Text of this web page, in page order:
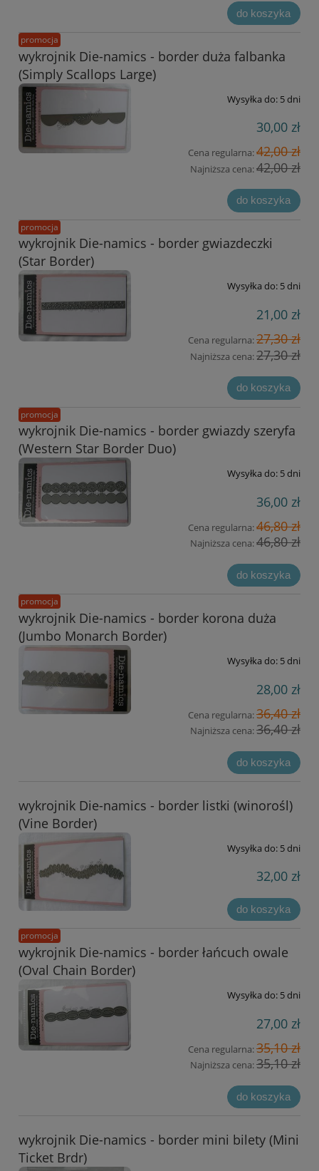
do koszyka
wykrojnik Die-namics - border duża falbanka
(Simply Scallops Large)
Wysyłka do: 5 dni
30,00 zł
Cena regularna:42,00 zł
Najniższa cena:42,00 zł
do koszyka
promocja
wykrojnik Die-namics - border gwiazdeczki
(Star Border)
Wysyłka do: 5 dni
21,00 zł
Cena regularna:27,30 zł
Najniższa cena:27,30 zł
do koszyka
promocja
wykrojnik Die-namics - border gwiazdy szeryfa
(Western Star Border Duo)
Wysyłka do: 5 dni
36,00 zł
Cena regularna:46,80 zł
Najniższa cena:46,80 zł
do koszyka
promocja
wykrojnik Die-namics - border korona duża
(Jumbo Monarch Border)
Wysyłka do: 5 dni
28,00 zł
Cena regularna:36,40 zł
Najniższa cena:36,40 zł
do koszyka
promocja
wykrojnik Die-namics - border listki (winorośl)
(Vine Border)
Wysyłka do: 5 dni
32,00 zł
do koszyka
wykrojnik Die-namics - border łańcuch owale
(Oval Chain Border)
Wysyłka do: 5 dni
27,00 zł
Cena regularna:35,10 zł
Najniższa cena:35,10 zł
do koszyka
promocja
wykrojnik Die-namics - border mini bilety (Mini
Ticket Brdr)